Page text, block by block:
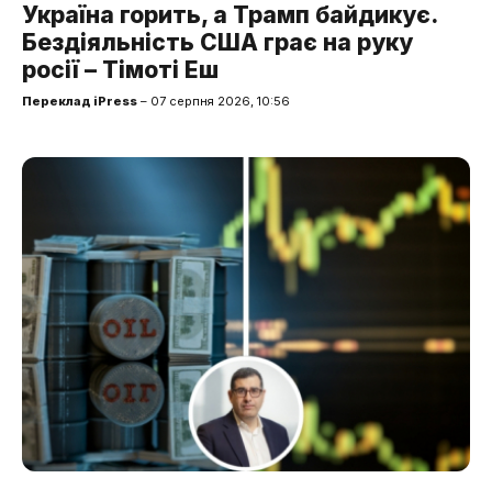
Україна горить, а Трамп байдикує.
Бездіяльність США грає на руку
росії – Тімоті Еш
Переклад iPress – 07 серпня 2026, 10:56